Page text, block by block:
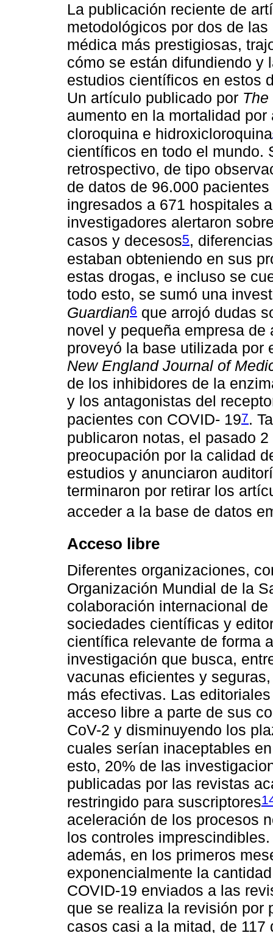
La publicación reciente de
metodológicos por dos de
médica más prestigiosas,
cómo se están difundiendo y
estudios científicos en estos
Un artículo publicado por
aumento en la mortalidad
cloroquina e hidroxicloroquina
científicos en todo el mundo.
retrospectivo, de tipo
de datos de 96.000
ingresados a 671 hospitales
investigadores alertaron
casos y decesos5,
estaban obteniendo en sus
estas drogas, e incluso se
todo esto, se sumó una
Guardian6 que arrojó dudas
novel y pequeña empresa
proveyó la base utilizada por
New England Journal of
de los inhibidores de la
y los antagonistas del
pacientes con COVID- 197.
publicaron notas, el pasado
preocupación por la calidad
estudios y anunciaron
terminaron por retirar los
acceder a la base de datos
Acceso libre
Diferentes organizaciones,
Organización Mundial de la
colaboración internacional
sociedades científicas y
científica relevante de forma
investigación que busca,
vacunas eficientes y
más efectivas. Las
acceso libre a parte de sus
CoV-2 y disminuyendo los
cuales serían inaceptables
esto, 20% de las
publicadas por las revistas
restringido para suscriptores
aceleración de los procesos
los controles
además, en los primeros
exponencialmente la
COVID-19 enviados a las
que se realiza la revisión por
casos casi a la mitad, de 117